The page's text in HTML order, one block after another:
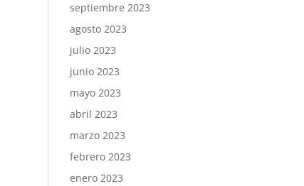
septiembre 2023
agosto 2023
julio 2023
junio 2023
mayo 2023
abril 2023
marzo 2023
febrero 2023
enero 2023